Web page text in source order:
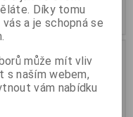
Koupit
Díky tomu
a je schopná se
může mít vliv
s naším webem,
vám nabídku